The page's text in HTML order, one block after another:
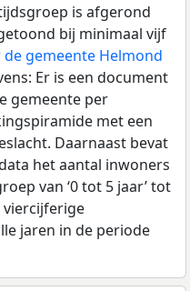
is afgerond
bij minimaal vijf
gemeente Helmond
Er is een document
gemeente per
met een
Daarnaast bevat
het aantal inwoners
van ‘0 tot 5 jaar’ tot
viercijferige
jaren in de periode